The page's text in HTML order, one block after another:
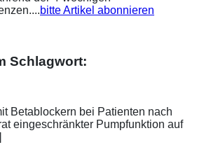
bitte Artikel abonnieren
Schlagwort: